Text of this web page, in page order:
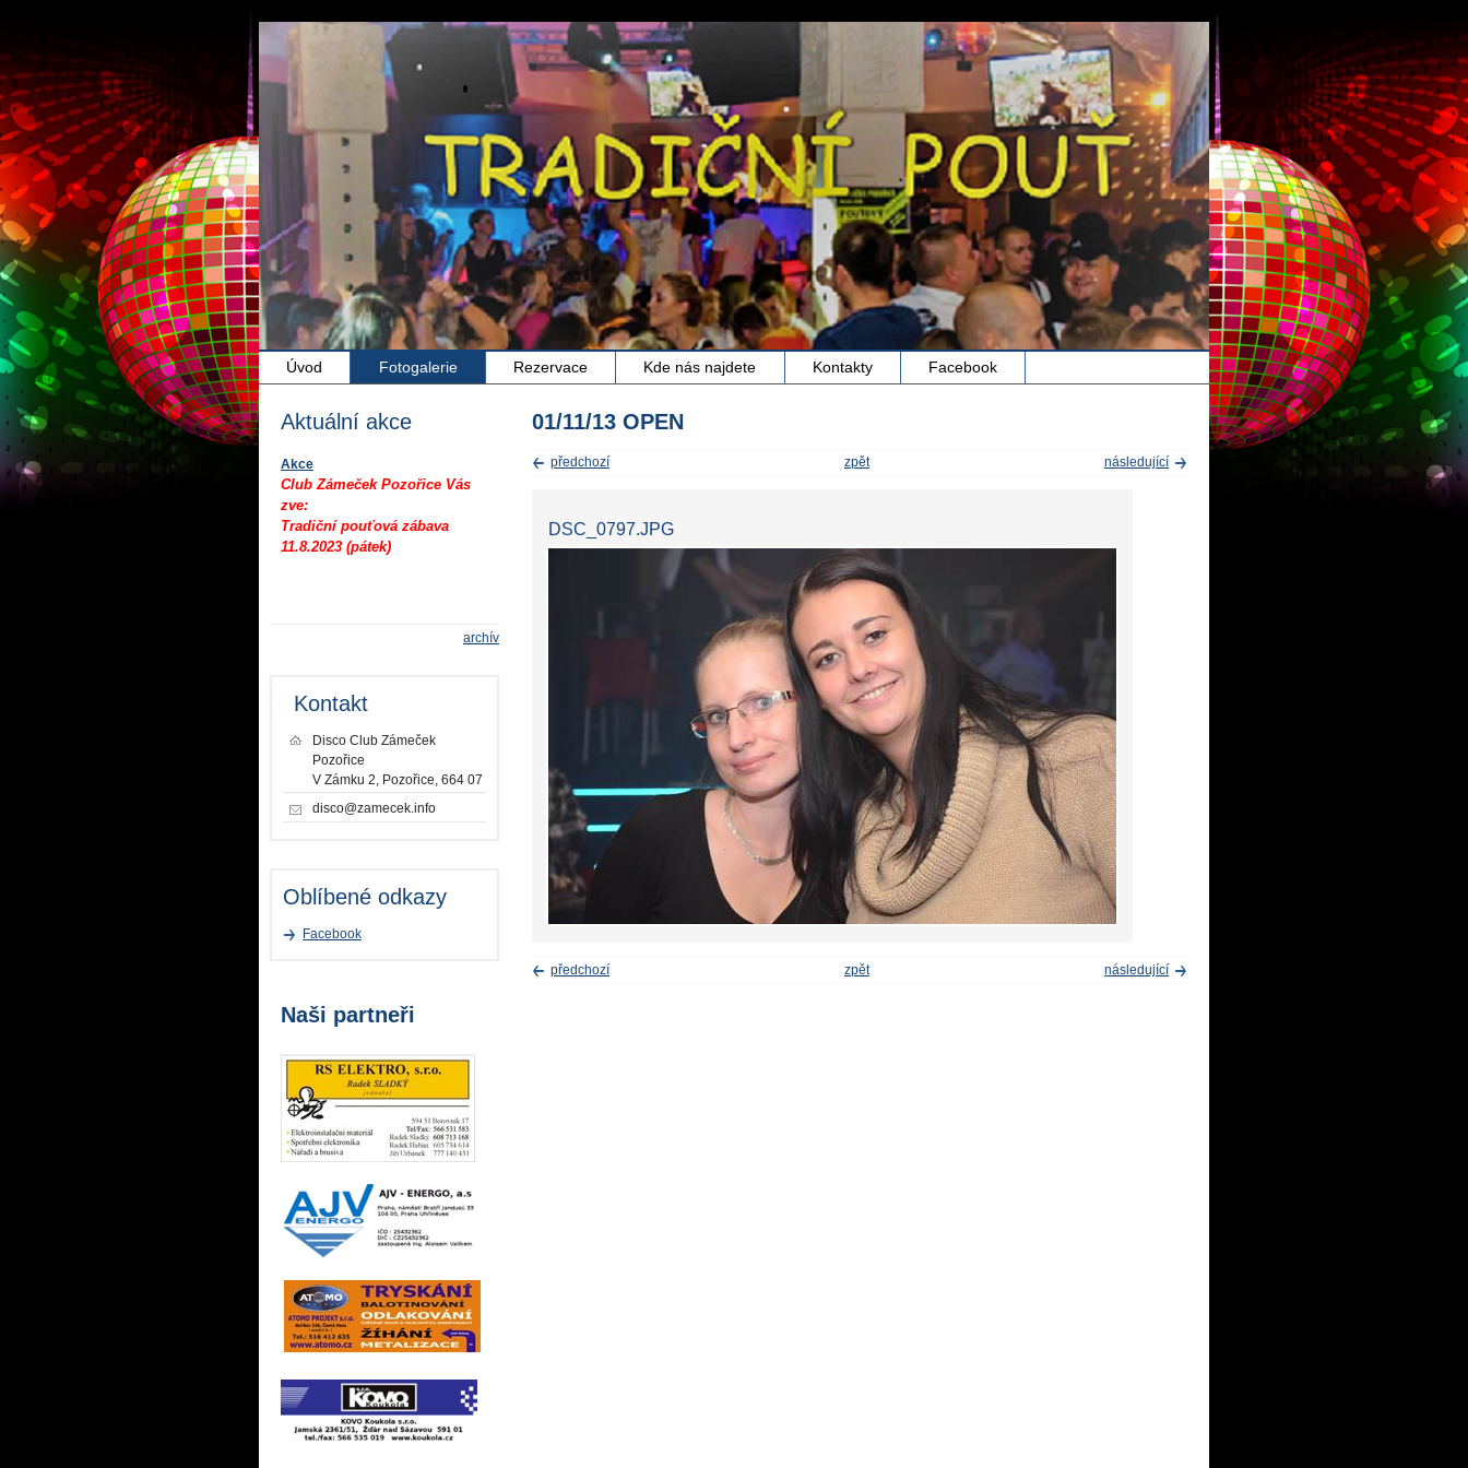
Úvod Fotogalerie Rezervace Kde nás najdete Kontakty Facebook
01/11/13 OPEN
předchozí následující
zpět
DSC_0797.JPG
předchozí následující
zpět
Aktuální akce
Akce
Club Zámeček Pozořice Vás
zve:
Tradiční pouťová zábava
11.8.2023 (pátek)
archív
Kontakt
Disco Club Zámeček
Pozořice
V Zámku 2, Pozořice, 664 07
disco@zamecek.info
Oblíbené odkazy
Facebook
Naši partneři